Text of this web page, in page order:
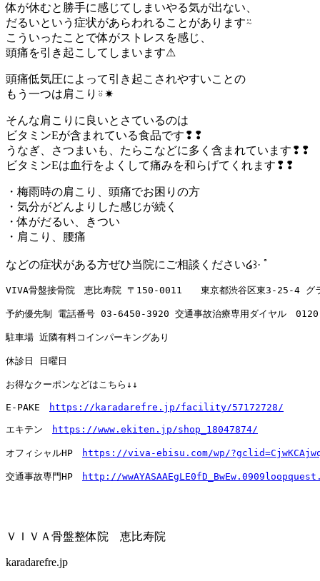
体が休むと勝手に感じてしまいやる気が出ない、
だるいという症状があらわれることがあります⍨
こういったことで体がストレスを感じ、
頭痛を引き起こしてしまいます⚠︎
頭痛低気圧によって引き起こされやすいことの
もう一つは肩こり⍤✷
そんな肩こりに良いとさているのは
ビタミンEが含まれている食品です❢❢
うなぎ、さつまいも、たらこなどに多く含まれています❢❢
ビタミンEは血行をよくして痛みを和らげてくれます❢❢
・梅雨時の肩こり、頭痛でお困りの方
・気分がどんよりした感じが続く
・体がだるい、きつい
・肩こり、腰痛
などの症状がある方ぜひ当院にご相談ください໒꒱· ﾟ
VIVA骨盤接骨院　恵比寿院 〒150-0011　　東京都渋谷区東3-25-4 グ
予約優先制 電話番号 03-6450-3920 交通事故治療専用ダイヤル
駐車場 近隣有料コインパーキングあり
休診日 日曜日
お得なクーポンなどはこちら↓↓
E-PAKE https://karadarefre.jp/facility/57172728/
エキテン https://www.ekiten.jp/shop_18047874/
オフィシャルHP https://viva-ebisu.com/wp/
交通事故専門HP http://
ＶＩＶＡ骨盤整体院 恵比寿院
karadarefre.jp